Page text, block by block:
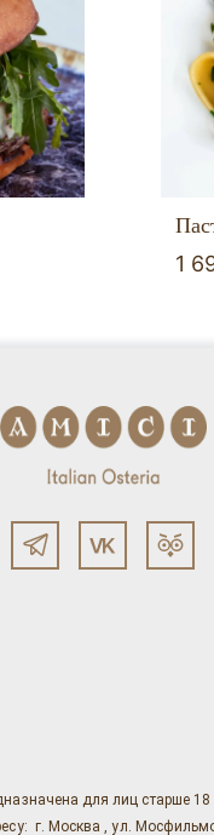
1
для лиц старше
г. Москва , ул.